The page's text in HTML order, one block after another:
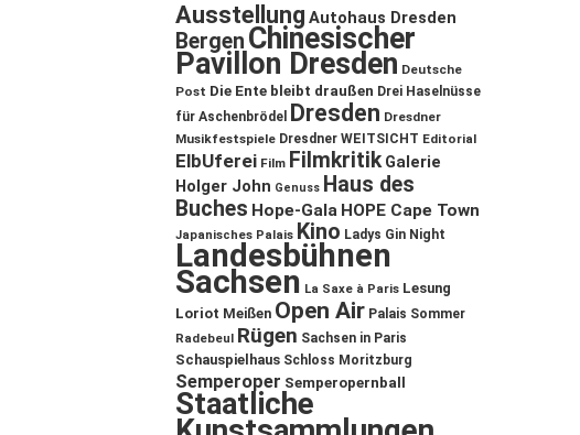
Ausstellung Autohaus Dresden
Bergen Chinesischer
Pavillon Dresden Deutsche
Post Die Ente bleibt draußen Drei Haselnüsse
für Aschenbrödel
Dresden Dresdner
Musikfestspiele Dresdner WEITSICHT Editorial
ElbUferei Film Filmkritik Galerie
Holger John Genuss Haus des
Buches Hope-Gala HOPE Cape Town
Japanisches Palais Kino Ladys Gin Night
Landesbühnen
Sachsen La Saxe à Paris Lesung
Loriot Meißen Open Air Palais Sommer
Radebeul Rügen Sachsen in Paris
Schauspielhaus Schloss Moritzburg
Semperoper Semperopernball
Staatliche